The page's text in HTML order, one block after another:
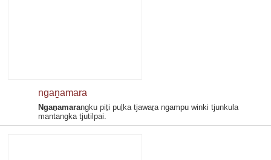
ngaṉamara
Ngaṉamarangku piṯi puḻka tjawaṟa ngampu winki tjunkula
mantangka tjutilpai.